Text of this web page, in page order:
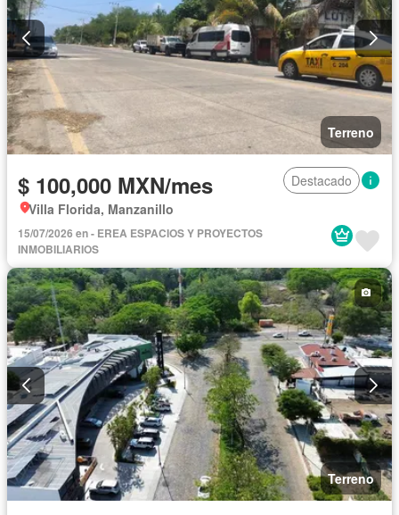
Terreno
$ 100,000 MXN/mes
Destacado
Villa Florida, Manzanillo
15/07/2026 en - EREA ESPACIOS Y PROYECTOS
INMOBILIARIOS
Terreno